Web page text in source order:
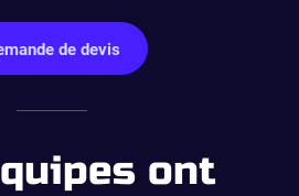
de devis
ont